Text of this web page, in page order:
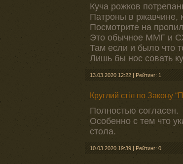
Куча рожков
Патроны в ржавчине,
Посмотрите на
Это обычное ММГ и
Там если и было что
Лишь бы нос совать
13.03.2020 12:22 | Рейтинг: 1
Круглий стіл по Закону
Полностью согласен.
Особенно с тем что
стола.
10.03.2020 19:39 | Рейтинг: 0